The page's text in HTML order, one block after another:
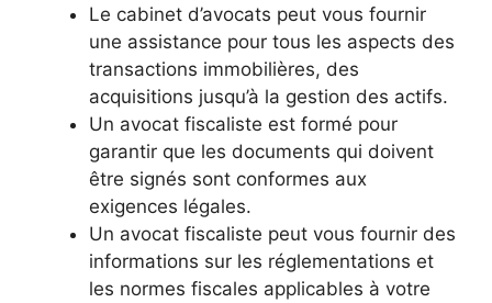
Le cabinet d’avocats peut vous fournir
une assistance pour tous les aspects des
transactions immobilières, des
acquisitions jusqu’à la gestion des actifs.
Un avocat fiscaliste est formé pour
garantir que les documents qui doivent
être signés sont conformes aux
exigences légales.
Un avocat fiscaliste peut vous fournir des
informations sur les réglementations et
les normes fiscales applicables à votre